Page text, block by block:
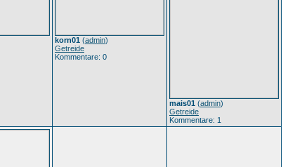
korn01 (admin)
Getreide
Kommentare: 0
mais01 (admin)
Getreide
Kommentare: 1